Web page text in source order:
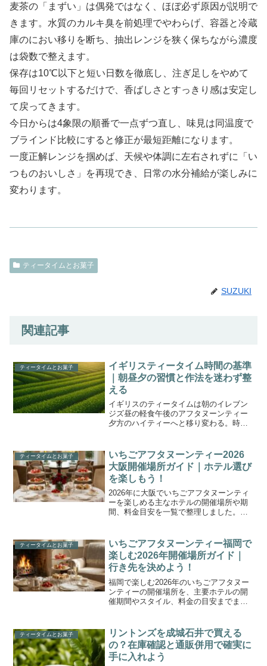
麦茶の「まずい」は偶発ではなく、ほぼ必ず原因が説明で
きます。水質のカルキ臭を前処理でやわらげ、容器と冷蔵
庫のにおい移りを断ち、抽出レンジを狭く保ちながら濃度
は袋数で整えます。
保存は10℃以下と短い日数を徹底し、注ぎ足しをやめて
毎回リセットするだけで、香ばしさとすっきり感は安定し
て戻ってきます。
今日からは4象限の順番で一点ずつ直し、味見は同温度で
ブラインド比較にすると修正が最短距離になります。
一度正解レンジを掴めば、天候や体調に左右されずに「い
つものおいしさ」を再現でき、日常の水分補給が楽しみに
変わります。
ティータイムとお菓子
SUZUKI
関連記事
ティータイムとお菓子
イギリスティータイム時間の基準
｜朝昼夕の習慣と作法を迷わず整
える
イギリスのティータイムは朝のイレブン
ジズ昼の軽食午後のアフタヌーンティー
夕方のハイティーへと移り変わる。時間
指針にする。
ティータイムとお菓子
いちごアフタヌーンティー2026
大阪開催場所ガイド｜ホテル選び
を楽しもう！
2026年に大阪でいちごアフタヌーンティ
ーを楽しめる主なホテルの開催場所や期
間、料金目安を一覧で整理しました。雰
ィータイム計画を無理なく立てやすくし
ます。初めての人でも比較しながら選び
やすい内容です。
ティータイムとお菓子
いちごアフタヌーンティー福岡で
楽しむ2026年開催場所ガイド｜
行き先を決めよう！
福岡で楽しむ2026年のいちごアフタヌー
ンティーの開催場所を、主要ホテルの開
催期間やスタイル、料金の目安までまと
人気スポットの特徴を押さえ、あなたに
合う一軒を選びやすくなる記事です。
ティータイムとお菓子
リントンズを成城石井で買える
の？在庫確認と通販併用で確実に
手に入れよう